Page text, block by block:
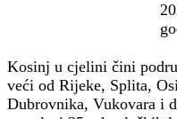
Kosinj u cjelini čini
veći od Rijeke, Splita,
Dubrovnika, Vukovara i